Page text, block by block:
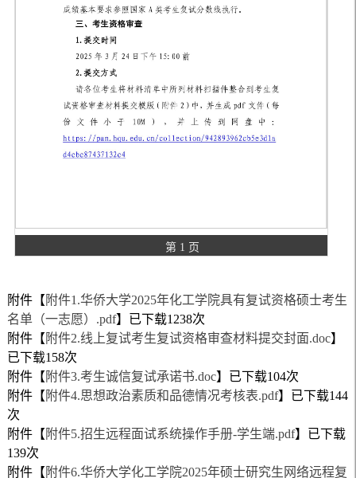
第 1 页
附件【 附件1.华侨大学2025年化工学院具有复试资格硕士考生
名单（一志愿）.pdf】已下载1238次
附件【 附件2.线上复试考生复试资格审查材料提交封面.doc】
已下载158次
附件【 附件3.考生诚信复试承诺书.doc】已下载104次
附件【 附件4.思想政治素质和品德情况考核表.pdf】已下载144
次
附件【 附件5.招生远程面试系统操作手册-学生端.pdf】已下载
139次
附件【 附件6.华侨大学化工学院2025年硕士研究生网络远程复